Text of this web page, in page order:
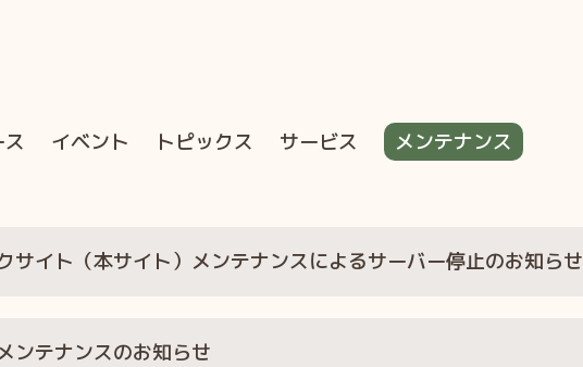
イベント トピックス サービス メンテナンス
サイト（本サイト）メンテナンスによるサーバー停止のお知らせ
ンテナンスのお知らせ